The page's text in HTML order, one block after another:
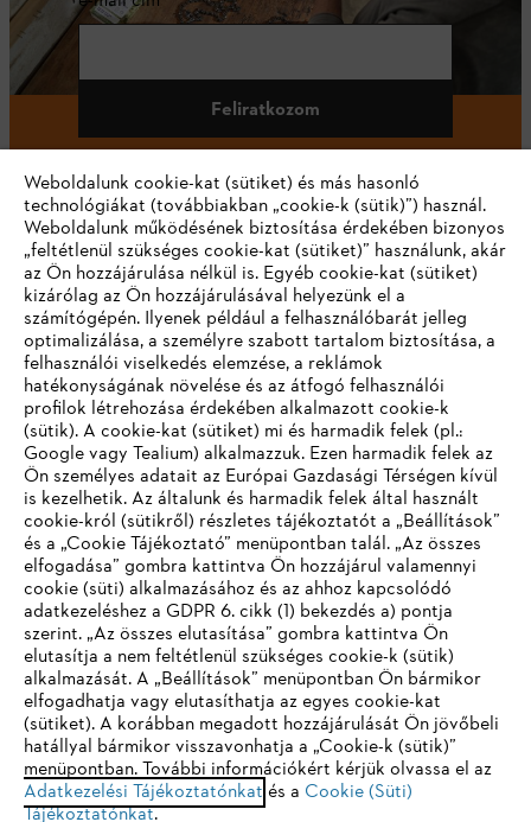
Feliratkozom
#STIHL
Vállalat
STIHL GYIK
Szerviz
Adatvédelem Impresszum Cookie tájékoztató
Jogi információk
IHR BROWSER WIRD NICHT
UNTERSTÜTZT
Sie nutzen einen Browser, den wir noch nicht unterstützen. Für
eine optimale Nutzung unserer Seite empfehlen wir Ihnen, zu
einem der folgenden Browser zu wechseln:
Weboldalunk cookie-kat (sütiket) és más hasonló
technológiákat (továbbiakban „cookie-k (sütik)”) használ.
Weboldalunk működésének biztosítása érdekében bizonyos
„feltétlenül szükséges cookie-kat (sütiket)” használunk, akár
az Ön hozzájárulása nélkül is. Egyéb cookie-kat (sütiket)
kizárólag az Ön hozzájárulásával helyezünk el a
számítógépén. Ilyenek például a felhasználóbarát jelleg
optimalizálása, a személyre szabott tartalom biztosítása, a
felhasználói viselkedés elemzése, a reklámok
hatékonyságának növelése és az átfogó felhasználói
profilok létrehozása érdekében alkalmazott cookie-k
(sütik). A cookie-kat (sütiket) mi és harmadik felek (pl.:
Google vagy Tealium) alkalmazzuk. Ezen harmadik felek az
Ön személyes adatait az Európai Gazdasági Térségen kívül
is kezelhetik. Az általunk és harmadik felek által használt
cookie-król (sütikről) részletes tájékoztatót a „Beállítások”
és a „Cookie Tájékoztató” menüpontban talál. „Az összes
elfogadása” gombra kattintva Ön hozzájárul valamennyi
cookie (süti) alkalmazásához és az ahhoz kapcsolódó
adatkezeléshez a GDPR 6. cikk (1) bekezdés a) pontja
szerint. „Az összes elutasítása” gombra kattintva Ön
elutasítja a nem feltétlenül szükséges cookie-k (sütik)
alkalmazását. A „Beállítások” menüpontban Ön bármikor
elfogadhatja vagy elutasíthatja az egyes cookie-kat
(sütiket). A korábban megadott hozzájárulását Ön jövőbeli
hatállyal bármikor visszavonhatja a „Cookie-k (sütik)”
menüpontban. További információkért kérjük olvassa el az
Adatkezelési Tájékoztatónkat és a Cookie (Süti)
Tájékoztatónkat.